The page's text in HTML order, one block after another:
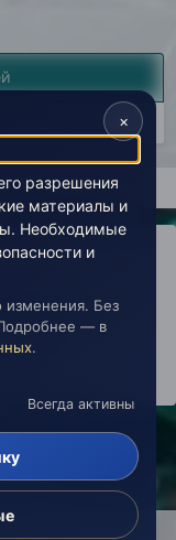
эту страницу.
Врата в эзотерику
cookies
×
разрешения
материалы и
Необходимые
и
изменения. Без
— в
.
Всегда активны